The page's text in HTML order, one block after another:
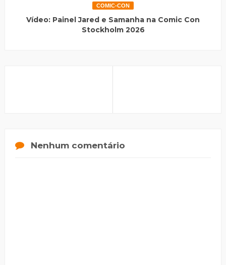
COMIC-CON
Vídeo: Painel Jared e Samanha na Comic Con
Stockholm 2026
Nenhum comentário